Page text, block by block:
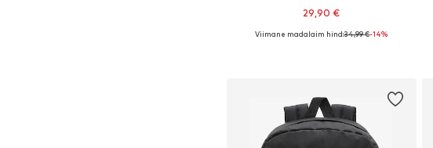
29,90 €
Saadaolevad suurused: One Size
Viimane madalaim hind:34,99 €-14%